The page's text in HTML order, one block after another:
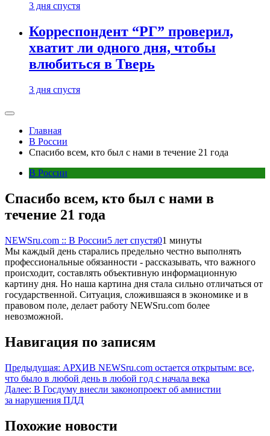
3 дня спустя
Корреспондент “РГ” проверил,
хватит ли одного дня, чтобы
влюбиться в Тверь
3 дня спустя
Главная
В России
Спасибо всем, кто был с нами в течение 21 года
В России
Спасибо всем, кто был с нами в
течение 21 года
NEWSru.com :: В России5 лет спустя01 минуты
Мы каждый день старались предельно честно выполнять
профессиональные обязанности - рассказывать, что важного
происходит, составлять объективную информационную
картину дня. Но наша картина дня стала сильно отличаться от
государственной. Ситуация, сложившаяся в экономике и в
правовом поле, делает работу NEWSru.com более
невозможной.
Навигация по записям
Предыдущая: АРХИВ NEWSru.com остается открытым: все,
что было в любой день в любой год с начала века
Далее: В Госдуму внесли законопроект об амнистии
за нарушения ПДД
Похожие новости